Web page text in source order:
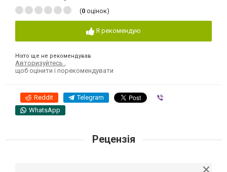
(0 оцінок)
Я рекомендую
Ніхто ще не рекомендував
Авторизуйтесь
щоб оцінити і порекомендувати
Reddit Telegram
WhatsApp
Рецензія